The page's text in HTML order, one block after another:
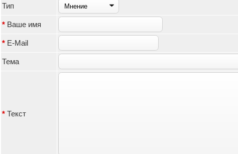
Тип
* Ваше имя
* E-Mail
Тема
* Текст